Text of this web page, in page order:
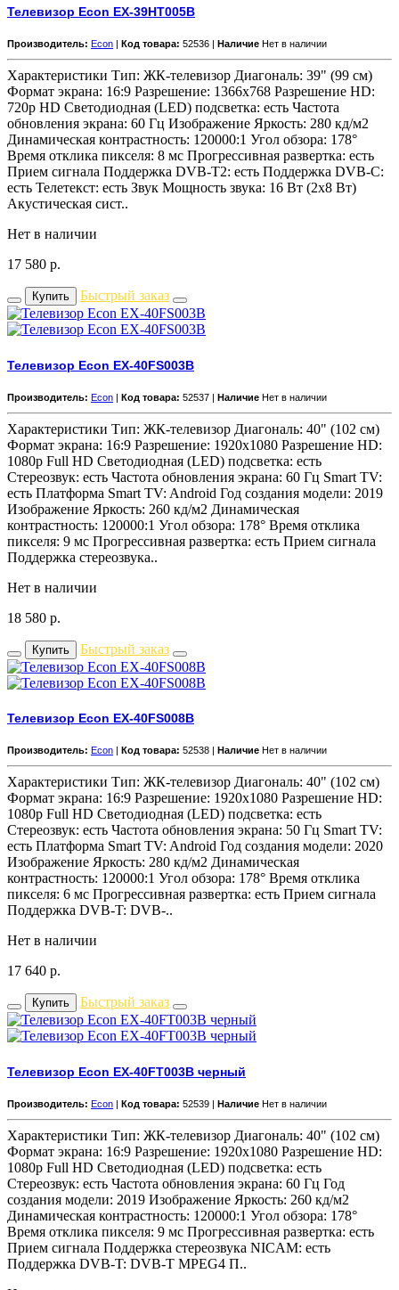
Телевизор Econ EX-39HT005B
Производитель: Econ Код товара: 52536 | Наличие Нет в наличии
Характеристики Тип: ЖК-телевизор Диагональ: 39" (99 см)
Формат экрана: 16:9 Разрешение: 1366x768 Разрешение HD:
720p HD Светодиодная (LED) подсветка: есть Частота
обновления экрана: 60 Гц Изображение Яркость: 280 кд/м2
Динамическая контрастность: 120000:1 Угол обзора: 178°
Время отклика пикселя: 8 мс Прогрессивная развертка: есть
Прием сигнала Поддержка DVB-T2: есть Поддержка DVB-C:
есть Телетекст: есть Звук Мощность звука: 16 Вт (2х8 Вт)
Акустическая сист..
Нет в наличии
17 580 р.
Купить Быстрый заказ
Телевизор Econ EX-40FS003B
Производитель: Econ | Код товара: 52537 | Наличие Нет в наличии
Характеристики Тип: ЖК-телевизор Диагональ: 40" (102 см)
Формат экрана: 16:9 Разрешение: 1920x1080 Разрешение HD:
1080p Full HD Светодиодная (LED) подсветка: есть
Стереозвук: есть Частота обновления экрана: 60 Гц Smart TV:
есть Платформа Smart TV: Android Год создания модели: 2019
Изображение Яркость: 260 кд/м2 Динамическая
контрастность: 120000:1 Угол обзора: 178° Время отклика
пикселя: 9 мс Прогрессивная развертка: есть Прием сигнала
Поддержка стереозвука..
Нет в наличии
18 580 р.
Купить Быстрый заказ
Телевизор Econ EX-40FS008B
Производитель: Econ Код товара: 52538 | Наличие Нет в наличии
Характеристики Тип: ЖК-телевизор Диагональ: 40" (102 см)
Формат экрана: 16:9 Разрешение: 1920x1080 Разрешение HD:
1080p Full HD Светодиодная (LED) подсветка: есть
Стереозвук: есть Частота обновления экрана: 50 Гц Smart TV:
есть Платформа Smart TV: Android Год создания модели: 2020
Изображение Яркость: 280 кд/м2 Динамическая
контрастность: 120000:1 Угол обзора: 178° Время отклика
пикселя: 6 мс Прогрессивная развертка: есть Прием сигнала
Поддержка DVB-T: DVB-..
Нет в наличии
17 640 р.
Купить Быстрый заказ
Телевизор Econ EX-40FT003B черный
Производитель: Econ | Код товара: 52539 | Наличие Нет в наличии
Характеристики Тип: ЖК-телевизор Диагональ: 40" (102 см)
Формат экрана: 16:9 Разрешение: 1920x1080 Разрешение HD:
1080p Full HD Светодиодная (LED) подсветка: есть
Стереозвук: есть Частота обновления экрана: 60 Гц Год
создания модели: 2019 Изображение Яркость: 260 кд/м2
Динамическая контрастность: 120000:1 Угол обзора: 178°
Время отклика пикселя: 9 мс Прогрессивная развертка: есть
Прием сигнала Поддержка стереозвука NICAM: есть
Поддержка DVB-T: DVB-T MPEG4 П..